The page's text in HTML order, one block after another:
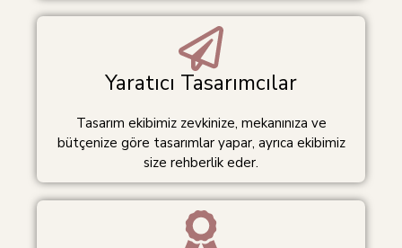
Yaratıcı Tasarımcılar
Tasarım ekibimiz zevkinize, mekanınıza ve
bütçenize göre tasarımlar yapar, ayrıca ekibimiz
size rehberlik eder.